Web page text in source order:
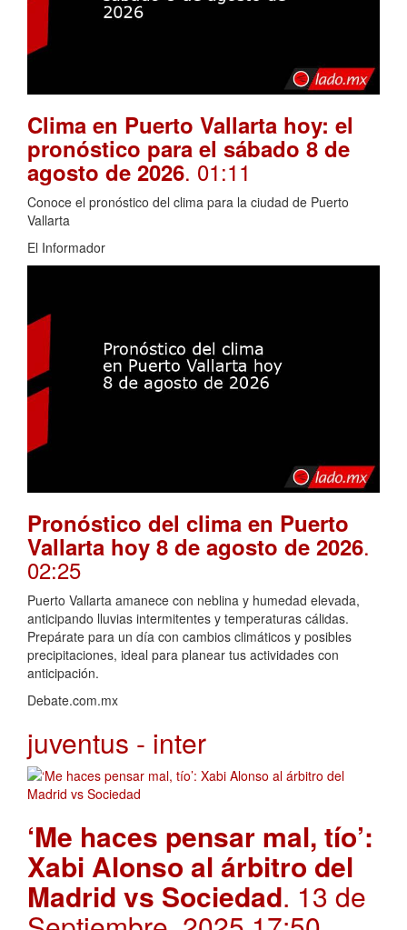
Clima en Puerto Vallarta hoy: el
pronóstico para el sábado 8 de
agosto de 2026. 01:11
Conoce el pronóstico del clima para la ciudad de Puerto
Vallarta
El Informador
Pronóstico del clima en Puerto
Vallarta hoy 8 de agosto de 2026.
02:25
Puerto Vallarta amanece con neblina y humedad elevada,
anticipando lluvias intermitentes y temperaturas cálidas.
Prepárate para un día con cambios climáticos y posibles
precipitaciones, ideal para planear tus actividades con
anticipación.
Debate.com.mx
juventus - inter
‘Me haces pensar mal, tío’:
Xabi Alonso al árbitro del
Madrid vs Sociedad. 13 de